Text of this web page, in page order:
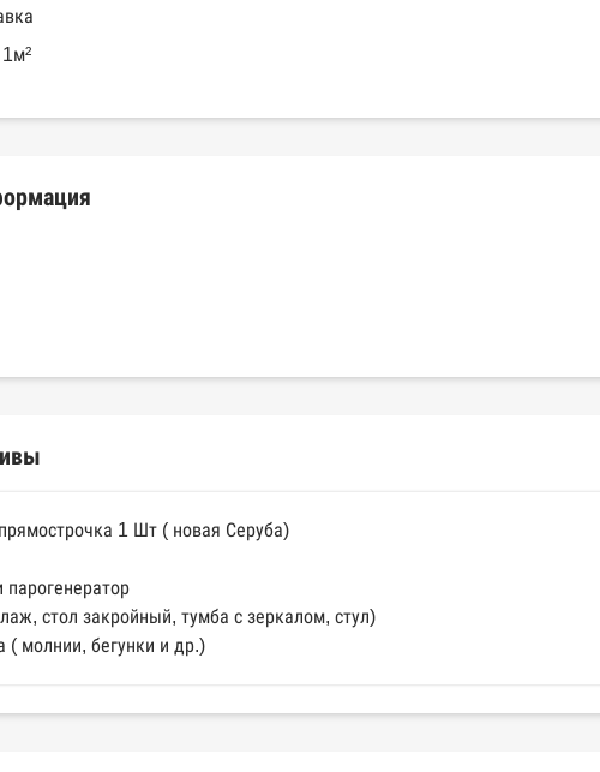
1 Шт ( новая Серуба)
парогенератор
стол закройный, тумба с зеркалом, стул)
( молнии, бегунки и др.)